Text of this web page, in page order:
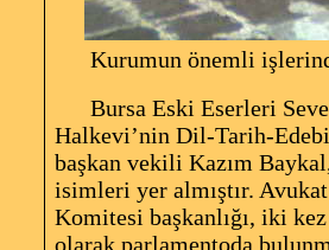
Kurumun önemli
Bursa Eski Eserleri
Halkevi’nin Dil-Tarih-
başkan vekili Kazım
isimleri yer almıştır.
Komitesi başkanlığı, iki
olarak parlamentoda